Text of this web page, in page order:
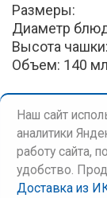
Размеры:
Диаметр
Высота
Объем: 140 мл
Наш сайт
аналитики
работу сайта,
удобство.
Доставка из